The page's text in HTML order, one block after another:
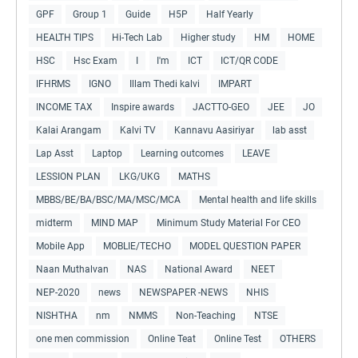
GPF Group 1 Guide H5P Half Yearly
HEALTH TIPS Hi-Tech Lab Higher study HM HOME
HSC Hsc Exam I'm ICT ICT/QR CODE
IFHRMS IGNO Illam Thedi kalvi IMPART
INCOME TAX Inspire awards JACTTO-GEO JEE JO
Kalai Arangam Kalvi TV Kannavu Aasiriyar lab asst
Lap Asst Laptop Learning outcomes LEAVE
LESSION PLAN LKG/UKG MATHS
MBBS/BE/BA/BSC/MA/MSC/MCA Mental health and life skills
midterm MIND MAP Minimum Study Material For CEO
Mobile App MOBLIE/TECHO MODEL QUESTION PAPER
Naan Muthalvan NAS National Award NEET
NEP-2020 news NEWSPAPER -NEWS NHIS
NISHTHA nm NMMS Non-Teaching NTSE
one men commission Online Teat Online Test OTHERS